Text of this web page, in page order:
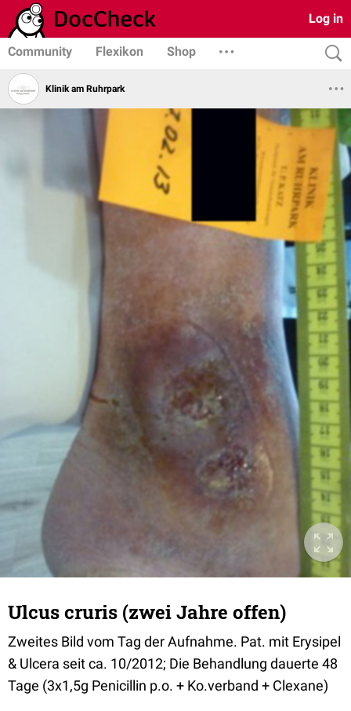
Log in
Community Flexikon Shop
Klinik am Ruhrpark
Ulcus cruris (zwei Jahre offen)
Zweites Bild vom Tag der Aufnahme. Pat. mit Erysipel
& Ulcera seit ca. 10/2012; Die Behandlung dauerte 48
Tage (3x1,5g Penicillin p.o. + Ko.verband + Clexane)